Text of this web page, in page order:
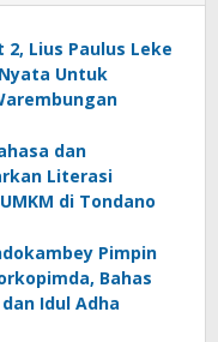
2, Lius Paulus Leke
Untuk
dan
Literasi
di Tondano
Pimpin
Bahas
Idul Adha